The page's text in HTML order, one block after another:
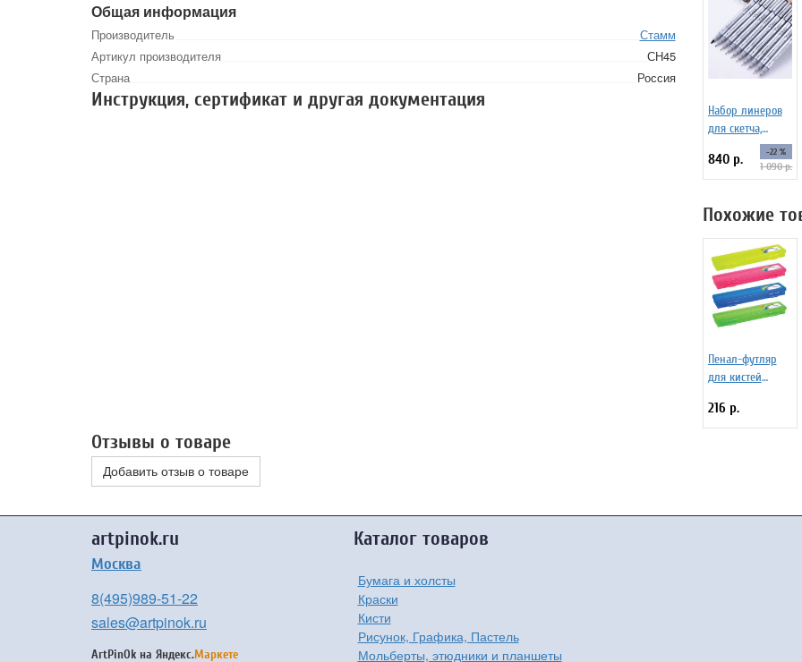
Общая информация
Производитель
Стамм
Артикул производителя
СН45
Страна
Россия
Инструкция, сертификат и другая документация
Набор линеров
для скетча,
черные SoulArt,
10 шт.
840 р. -22 %
1 090 р.
Похожие
Пенал-футляр
для кистей
"Primavera",
350*90мм,
216 р.
Отзывы о товаре
Добавить отзыв о товаре
artpinok.ru
Москва
8(495)989-51-22
sales@artpinok.ru
ArtPinOk на Яндекс.Маркете
Каталог товаров
Бумага и холсты
Краски
Кисти
Рисунок, Графика, Пастель
Мольберты, этюдники и планшеты